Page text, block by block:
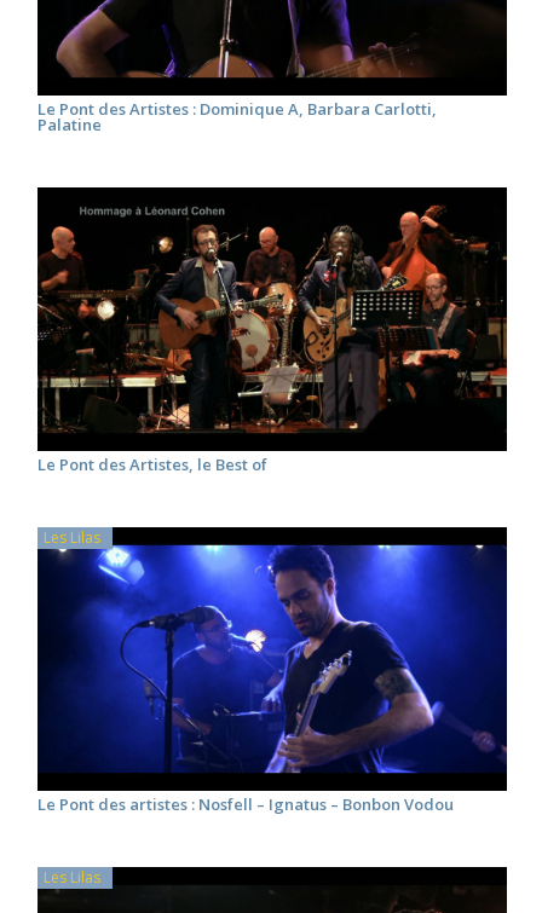
Le Pont des Artistes : Dominique A, Barbara Carlotti,
Palatine
Le Pont des Artistes, le Best of
Les Lilas
Le Pont des artistes : Nosfell – Ignatus – Bonbon Vodou
Les Lilas